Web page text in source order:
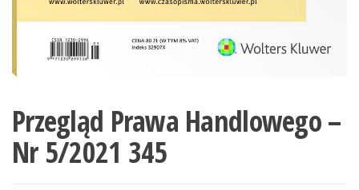
Przegląd Prawa Handlowego –
Nr 5/2021 345